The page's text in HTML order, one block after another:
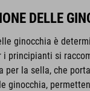
DELLE
ginocchia è
i principianti si
per la sella, che
ginocchia,